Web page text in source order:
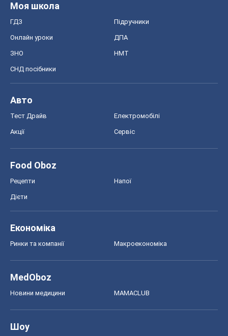
Моя школа
ГДЗ Підручники
Онлайн уроки ДПА
ЗНО НМТ
СНД посібники
Авто
Тест Драйв Електромобілі
Акції Сервіс
Food Oboz
Рецепти Напої
Дієти
Економіка
Ринки та компанії Макроекономіка
MedOboz
Новини медицини MAMACLUB
Шоу